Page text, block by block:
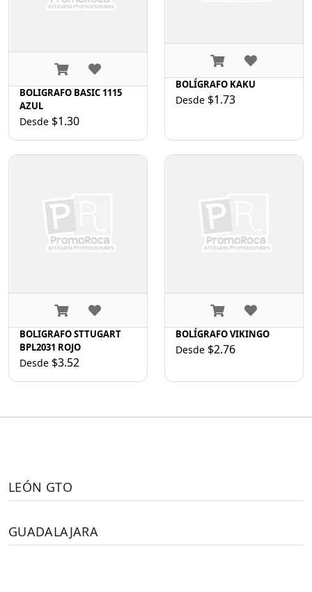
BOLIGRAFO BASIC 1115
AZUL
Desde $1.30
BOLÍGRAFO KAKU
Desde $1.73
BOLIGRAFO STTUGART
BPL2031 ROJO
Desde $3.52
BOLÍGRAFO VIKINGO
Desde $2.76
GUADALAJARA
LEÓN GTO